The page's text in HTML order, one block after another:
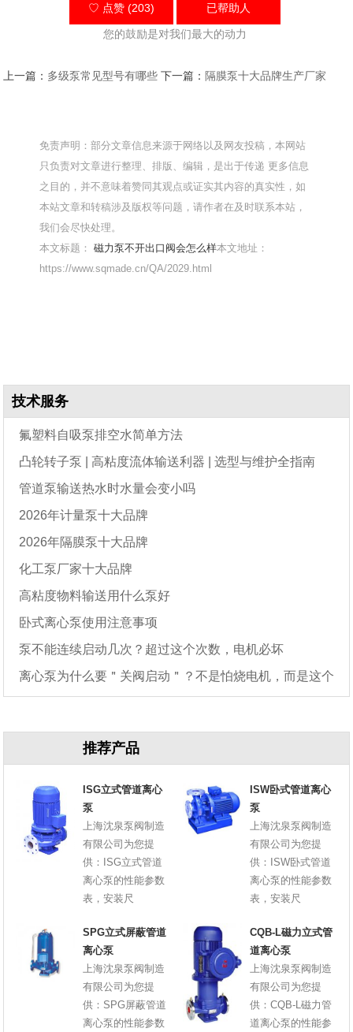
♡ 点赞 (203) 已帮助人
您的鼓励是对我们最大的动力
上一篇： 多级泵常见型号有哪些 下一篇： 隔膜泵十大品牌生产厂家
免责声明：部分文章信息来源于网络以及网友投稿，本网站
只负责对文章进行整理、排版、编辑，是出于传递 更多信息
之目的，并不意味着赞同其观点或证实其内容的真实性，如
本站文章和转稿涉及版权等问题，请作者在及时联系本站，
我们会尽快处理。
本文标题：磁力泵不开出口阀会怎么样本文地址：
https://www.sqmade.cn/QA/2029.html
技术服务
氟塑料自吸泵排空水简单方法
凸轮转子泵 | 高粘度流体输送利器 | 选型与维护全指南
管道泵输送热水时水量会变小吗
2026年计量泵十大品牌
2026年隔膜泵十大品牌
化工泵厂家十大品牌
高粘度物料输送用什么泵好
卧式离心泵使用注意事项
泵不能连续启动几次？超过这个次数，电机必坏
离心泵为什么要＂关阀启动＂？不是怕烧电机，而是这个
推荐产品
ISG立式管道离心
泵
上海沈泉泵阀制造
有限公司为您提
供：ISG立式管道
离心泵的性能参数
表，安装尺
ISW卧式管道离心
泵
上海沈泉泵阀制造
有限公司为您提
供：ISW卧式管道
离心泵的性能参数
表，安装尺
SPG立式屏蔽管道
离心泵
上海沈泉泵阀制造
有限公司为您提
供：SPG屏蔽管道
离心泵的性能参数
CQB-L磁力立式管
道离心泵
上海沈泉泵阀制造
有限公司为您提
供：CQB-L磁力管
道离心泵的性能参